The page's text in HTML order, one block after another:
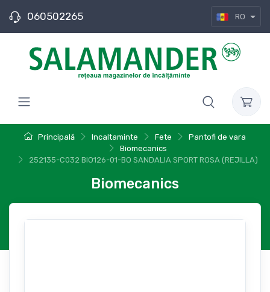
060502265 RO
Principală Incaltaminte Fete
Pantofi de vara
Biomecanics
252135-C032 BIO126-01-ВО SANDALIA SPORT ROSA (REJILLA)
Biomecanics